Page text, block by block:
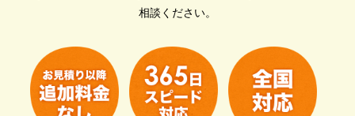
相談ください。